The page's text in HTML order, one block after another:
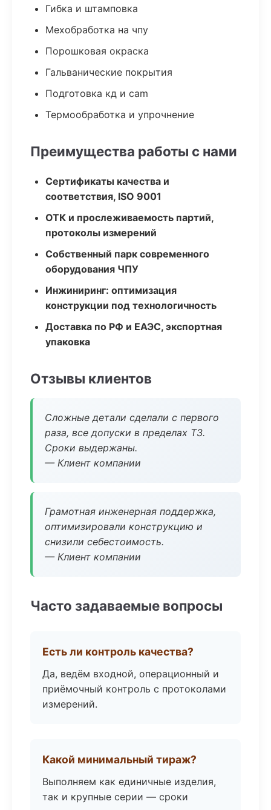
Гибка и штамповка
Мехобработка на чпу
Порошковая окраска
Гальванические покрытия
Подготовка кд и cam
Термообработка и упрочнение
Преимущества работы с нами
Сертификаты качества и
соответствия, ISO 9001
ОТК и прослеживаемость партий,
протоколы измерений
Собственный парк современного
оборудования ЧПУ
Инжиниринг: оптимизация
конструкции под технологичность
Доставка по РФ и ЕАЭС, экспортная
упаковка
Отзывы клиентов
Сложные детали сделали с первого
раза, все допуски в пределах ТЗ.
Сроки выдержаны.
— Клиент компании
Грамотная инженерная поддержка,
оптимизировали конструкцию и
снизили себестоимость.
— Клиент компании
Часто задаваемые вопросы
Есть ли контроль качества?
Да, ведём входной, операционный и
приёмочный контроль с протоколами
измерений.
Какой минимальный тираж?
Выполняем как единичные изделия,
так и крупные серии — сроки